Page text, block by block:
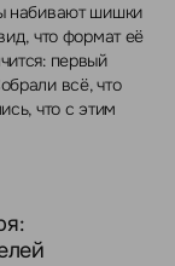
набивают шишки
что формат её
первый
всё, что
что с этим